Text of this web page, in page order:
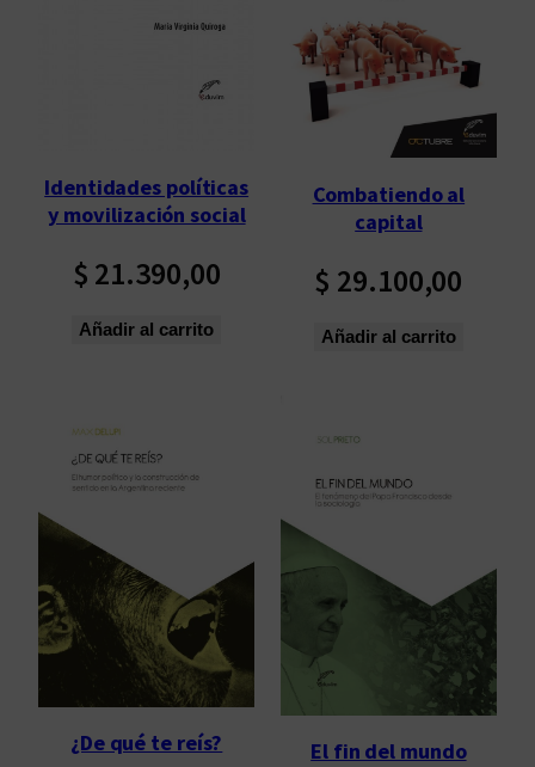
Identidades políticas
y movilización social
$ 21.390,00
Añadir al carrito
Combatiendo al
capital
$ 29.100,00
Añadir al carrito
¿De qué te reís? El fin del mundo